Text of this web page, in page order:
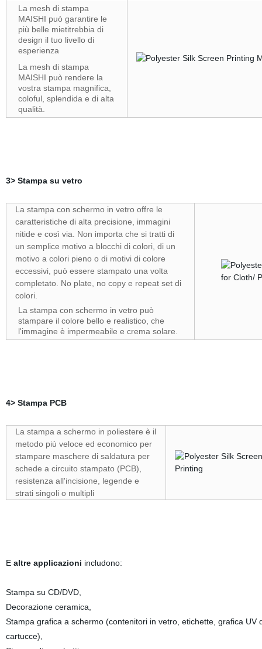
La mesh di stampa
MAISHI può garantire le
più belle mietitrebbia di
design il tuo livello di
esperienza
La mesh di stampa
MAISHI può rendere la
vostra stampa magnifica,
coloful, splendida e di alta
qualità.
3> Stampa su vetro
La stampa con schermo in vetro offre le
caratteristiche di alta precisione, immagini
nitide e così via. Non importa che si tratti di
un semplice motivo a blocchi di colori, di un
motivo a colori pieno o di motivi di colore
eccessivi, può essere stampato una volta
completato. No plate, no copy e repeat set di
colori.
La stampa con schermo in vetro può
stampare il colore bello e realistico, che
l'immagine è impermeabile e crema solare.
4> Stampa PCB
La stampa a schermo in poliestere è il
metodo più veloce ed economico per
stampare maschere di saldatura per
schede a circuito stampato (PCB),
resistenza all'incisione, legende e
strati singoli o multipli
Ealtre applicazioni includono:
Stampa su CD/DVD,
Decorazione ceramica,
Stampa grafica a schermo (contenitori in vetro, etichette, grafica
cartucce),